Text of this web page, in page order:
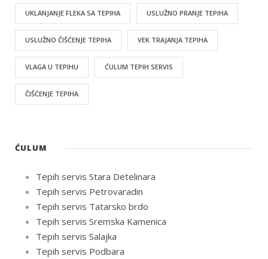
UKLANJANJE FLEKA SA TEPIHA USLUŽNO PRANJE TEPIHA
USLUŽNO ČIŠĆENJE TEPIHA VEK TRAJANJA TEPIHA
VLAGA U TEPIHU ĆULUM TEPIH SERVIS
ČIŠĆENJE TEPIHA
ĆULUM
Tepih servis Stara Detelinara
Tepih servis Petrovaradin
Tepih servis Tatarsko brdo
Tepih servis Sremska Kamenica
Tepih servis Salajka
Tepih servis Podbara